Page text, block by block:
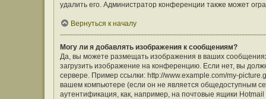
удалить его. Администратор конференции также может
Вернуться к началу
Могу ли я добавлять изображения к сообщениям?
Да, вы можете размещать изображения в ваших
загрузить изображение на конференцию. Если нет, вы
сервере. Пример ссылки: http://www.example.com/my-
вашем компьютере (если он не является общедоступным
аутентификация, как, например, на почтовые ящики